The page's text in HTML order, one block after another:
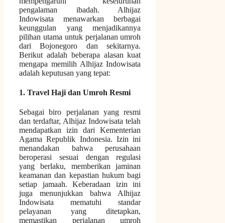
pengalaman ibadah. Alhijaz
Indowisata menawarkan berbagai
keunggulan yang menjadikannya
pilihan utama untuk perjalanan umroh
dari Bojonegoro dan sekitarnya.
Berikut adalah beberapa alasan kuat
mengapa memilih Alhijaz Indowisata
adalah keputusan yang tepat:
1. Travel Haji dan Umroh Resmi
Sebagai biro perjalanan yang resmi
dan terdaftar, Alhijaz Indowisata telah
mendapatkan izin dari Kementerian
Agama Republik Indonesia. Izin ini
menandakan bahwa perusahaan
beroperasi sesuai dengan regulasi
yang berlaku, memberikan jaminan
keamanan dan kepastian hukum bagi
setiap jamaah. Keberadaan izin ini
juga menunjukkan bahwa Alhijaz
Indowisata mematuhi standar
pelayanan yang ditetapkan,
memastikan perjalanan umroh